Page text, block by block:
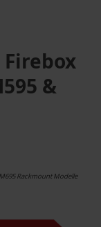
&
Rackmount Modelle